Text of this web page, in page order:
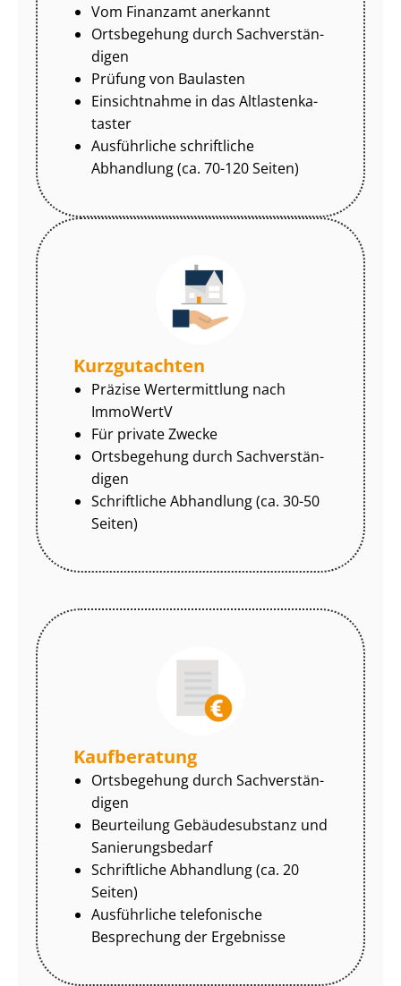
Vom Finanzamt anerkannt
Ortsbegehung durch Sach­ver­stän­
di­gen
Prüfung von Baulasten
Einsichtnahme in das Alt­las­ten­ka­
tas­ter
Ausführliche schriftliche
Abhandlung (ca. 70-120 Seiten)
Kurzgutachten
Präzise Wertermittlung nach
ImmoWertV
Für private Zwecke
Ortsbegehung durch Sach­ver­stän­
di­gen
Schriftliche Abhandlung (ca. 30-50
Seiten)
Kaufberatung
Ortsbegehung durch Sach­ver­stän­
di­gen
Beurteilung Gebäudesubstanz und
Sa­nie­rungs­be­darf
Schriftliche Abhandlung (ca. 20
Seiten)
Ausführliche telefonische
Besprechung der Ergebnisse